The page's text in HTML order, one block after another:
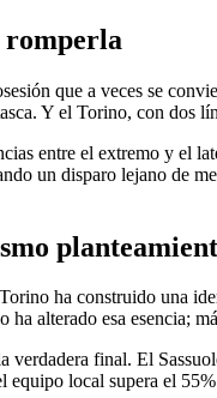
romperla
que a veces se
Y el Torino, con dos
entre el extremo y el
un disparo lejano de
ha construido una
alterado esa esencia;
verdadera final. El
local supera el